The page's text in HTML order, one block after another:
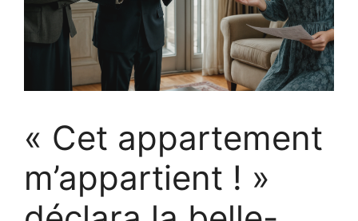
« Cet appartement
m’appartient ! »